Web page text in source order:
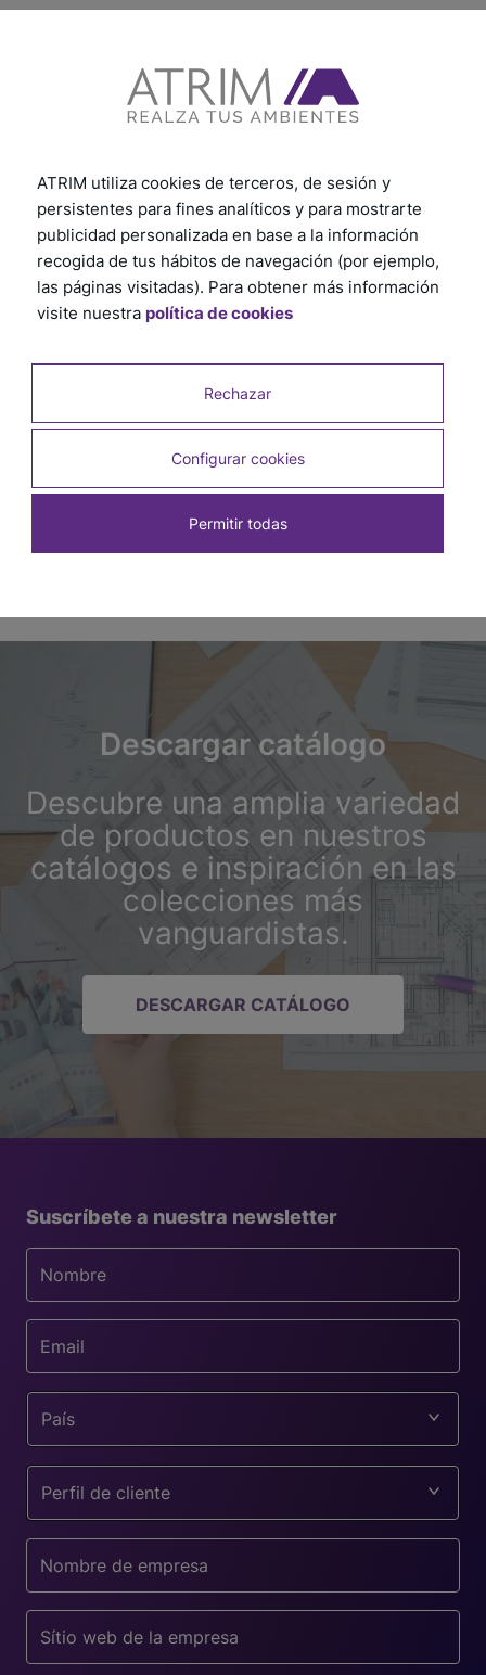
EPSILON CUARTA CAÑA 15mm x 15mm x
2,44m BLANCO MATE
Descargar catálogo
Descubre una amplia variedad
de productos en nuestros
catálogos e inspiración en las
colecciones más
vanguardistas.
DESCARGAR CATÁLOGO
Suscríbete a nuestra newsletter
País
Perfil de cliente
ATRIM utiliza cookies de terceros, de sesión y
persistentes para fines analíticos y para mostrarte
publicidad personalizada en base a la información
recogida de tus hábitos de navegación (por ejemplo,
las páginas visitadas). Para obtener más información
visite nuestra política de cookies
Rechazar
Configurar cookies
Permitir todas